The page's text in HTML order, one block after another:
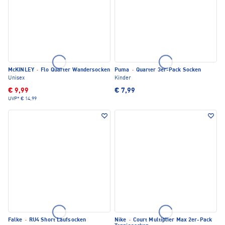
McKINLEY · Flo Quarter Wandersocken
Unisex
€ 9,99
UVP* € 14,99
Puma · Quarter 3er-Pack Socken
Kinder
€ 7,99
Falke · RU4 Short Laufsocken
Nike · Court Multiplier Max 2er-Pack